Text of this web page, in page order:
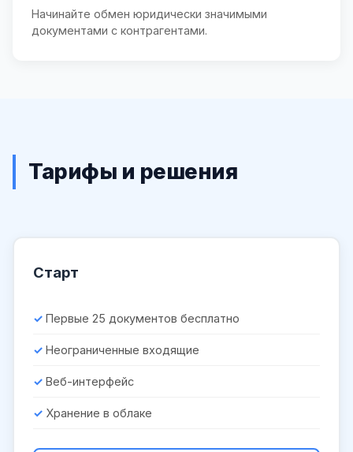
Начинайте обмен юридически значимыми
документами с контрагентами.
Тарифы и решения
Старт
Первые 25 документов бесплатно
Неограниченные входящие
Веб-интерфейс
Хранение в облаке